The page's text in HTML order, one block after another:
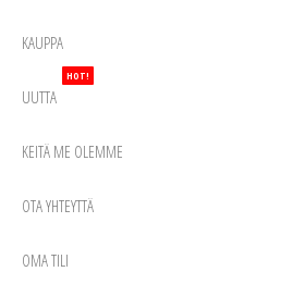
KAUPPA
UUTTA
HOT!
KEITÄ ME OLEMME
OTA YHTEYTTÄ
OMA TILI